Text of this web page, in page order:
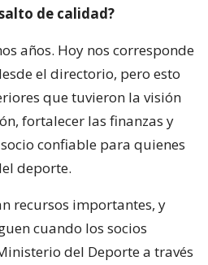
de calidad?
años. Hoy nos corresponde
el directorio, pero esto
que tuvieron la visión
fortalecer las finanzas y
confiable para quienes
deporte.
recursos importantes, y
cuando los socios
del Deporte a través